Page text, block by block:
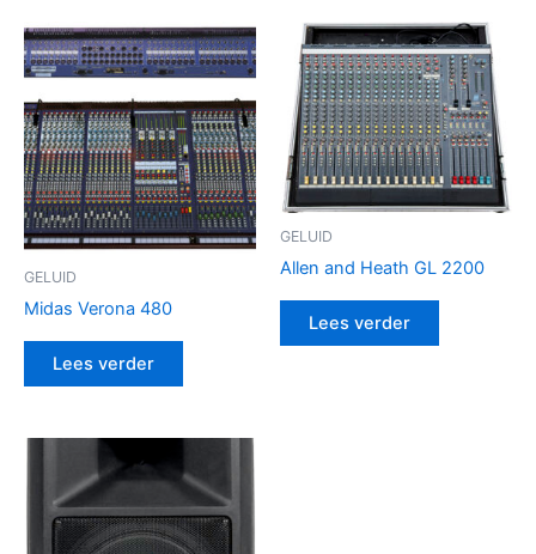
GELUID
Midas Verona 480
Lees verder
GELUID
Allen and Heath GL 2200
Lees verder